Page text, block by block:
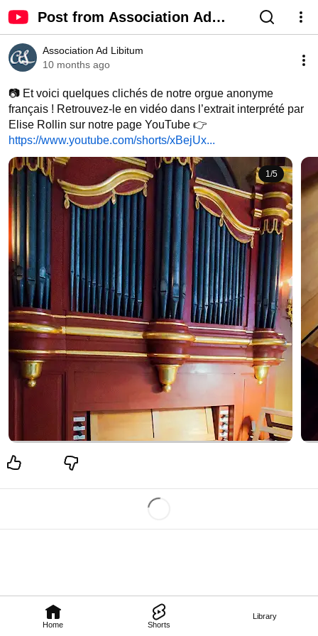
Post from Association Ad
Libitum - YouTube
Home Shorts
Library
Association Ad Libitum
10 months ago
📷 Et voici quelques clichés de notre orgue anonyme
français ! Retrouvez-le en vidéo dans l’extrait interprété par
https://www.youtube.com/shorts/xBejUx...
1/5